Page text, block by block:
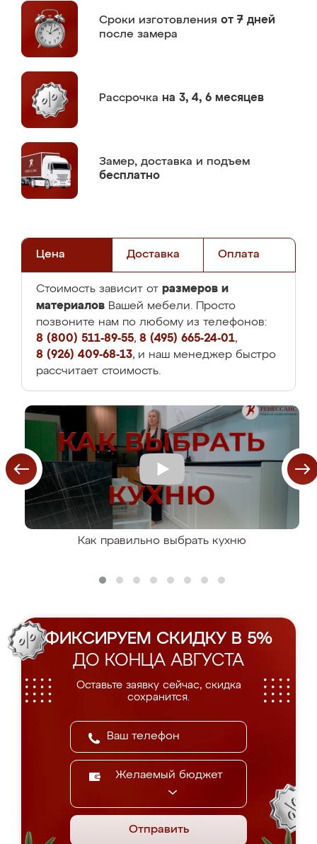
Сроки изготовления от 7 дней
после замера
Рассрочка на 3, 4, 6 месяцев
Замер, доставка и подъем
бесплатно
Цена Доставка Оплата
Стоимость зависит от размеров и
материалов Вашей мебели. Просто
позвоните нам по любому из телефонов:
8 (800) 511-89-55, 8 (495) 665-24-01,
8 (926) 409-68-13, и наш менеджер быстро
рассчитает стоимость.
Как правильно выбрать кухню
ФИКСИРУЕМ СКИДКУ В 5%
ДО КОНЦА АВГУСТА
Оставьте заявку сейчас, скидка
сохранится.
Желаемый бюджет
Отправить